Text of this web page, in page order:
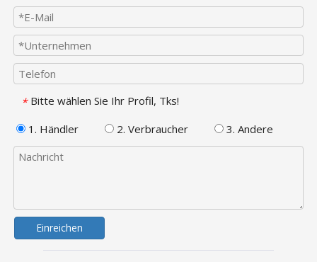
* Bitte wählen Sie Ihr Profil, Tks!
1. Händler
2. Verbraucher 3. Andere
Einreichen